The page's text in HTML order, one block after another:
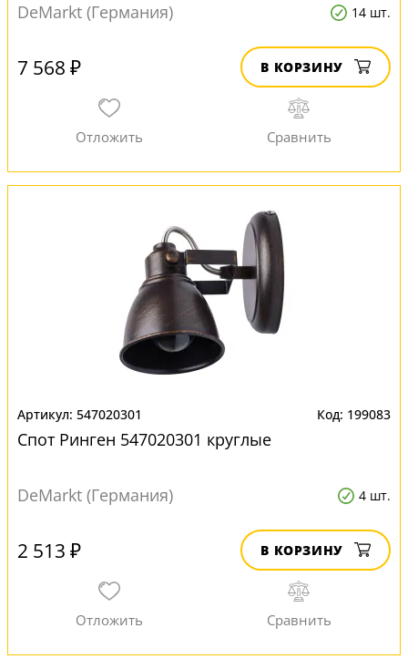
DeMarkt (Германия) 14 шт.
7 568 ₽ В КОРЗИНУ
547020301 199083
Спот Ринген 547020301 круглые
DeMarkt (Германия) 4 шт.
2 513 ₽ В КОРЗИНУ